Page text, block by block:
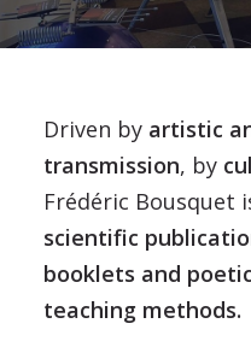
Driven by artistic
transmission, by
Frédéric Bousquet
scientific
booklets and
teaching methods.